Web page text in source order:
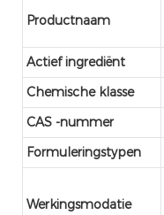
Productnaam
Actief ingrediënt
Chemische klasse
CAS -nummer
Formuleringstypen
Werkingsmodatie